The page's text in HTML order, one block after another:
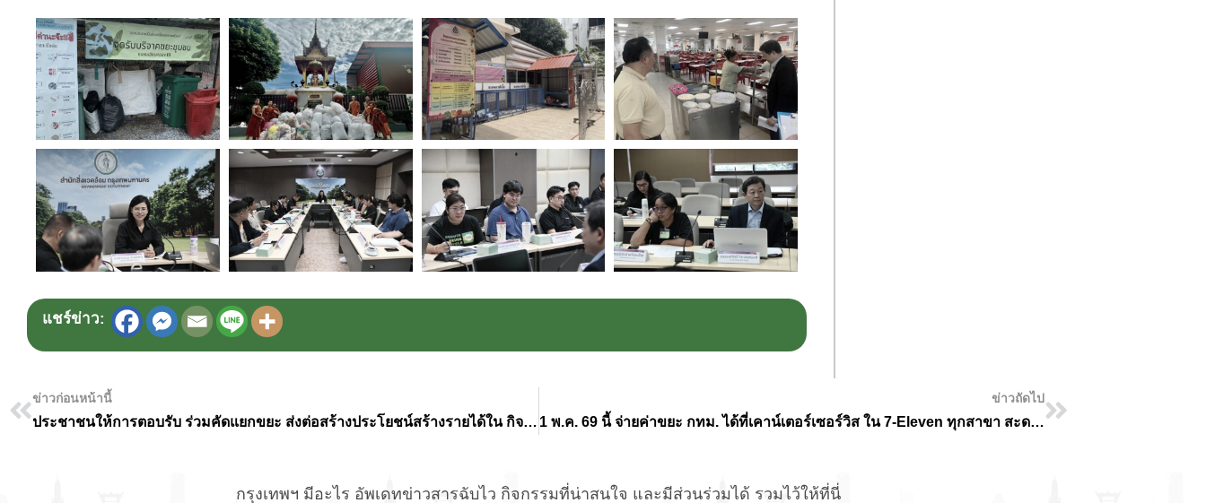
แชร์ข่าว:
ข่าวก่อนหน้านี้
ประชาชนให้การตอบรับ ร่วมคัดแยกขยะ ส่งต่อสร้างประโยชน์สร้างรายได้ใน กิจกรรม “มือวิเศษสัญจร X บ้านนี้ไม่เทรวม” ศาลาว่าการ กทม. ดินแดง
ข่าวถัดไป
1 พ.ค. 69 นี้ จ่ายค่าขยะ กทม. ได้ที่เคาน์เตอร์เซอร์วิส ใน 7-Eleven ทุกสาขา สะดวก 24 ชม.
กรุงเทพฯ มีอะไร อัพเดทข่าวสารฉับไว กิจกรรมที่น่าสนใจ และมีส่วนร่วมได้ รวมไว้ให้ที่นี่